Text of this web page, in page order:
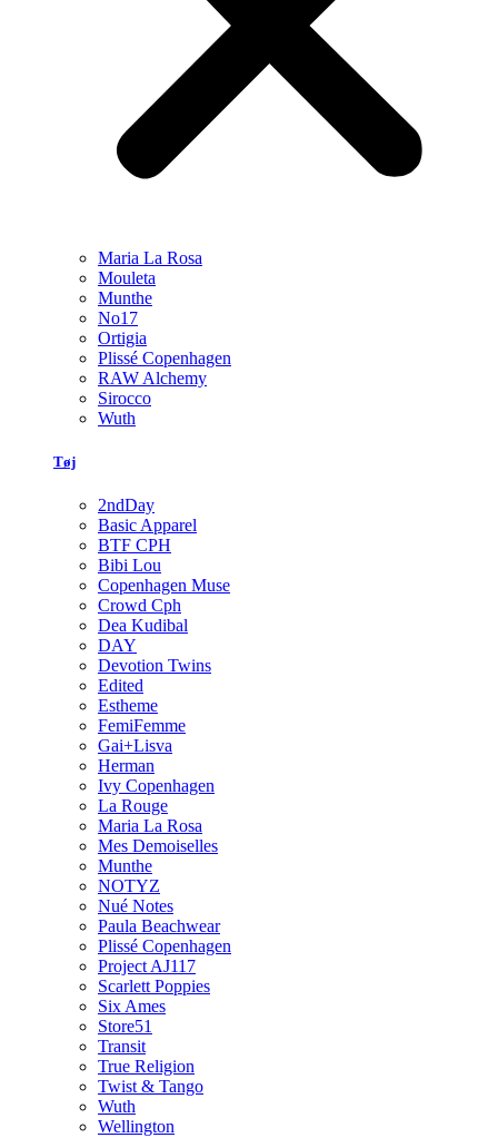
Maria La Rosa
Mouleta
Munthe
No17
Ortigia
Plissé Copenhagen
RAW Alchemy
Sirocco
Wuth
Tøj
2ndDay
Basic Apparel
BTF CPH
Bibi Lou
Copenhagen Muse
Crowd Cph
Dea Kudibal
DAY
Devotion Twins
Edited
Estheme
FemiFemme
Gai+Lisva
Herman
Ivy Copenhagen
La Rouge
Maria La Rosa
Mes Demoiselles
Munthe
NOTYZ
Nué Notes
Paula Beachwear
Plissé Copenhagen
Project AJ117
Scarlett Poppies
Six Ames
Store51
Transit
True Religion
Twist & Tango
Wuth
Wellington